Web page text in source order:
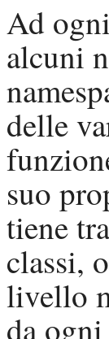
Ad
alcuni
delle
suo
tiene
classi,
livello
da